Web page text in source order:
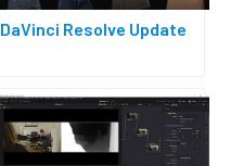
DaVinci Resolve Update